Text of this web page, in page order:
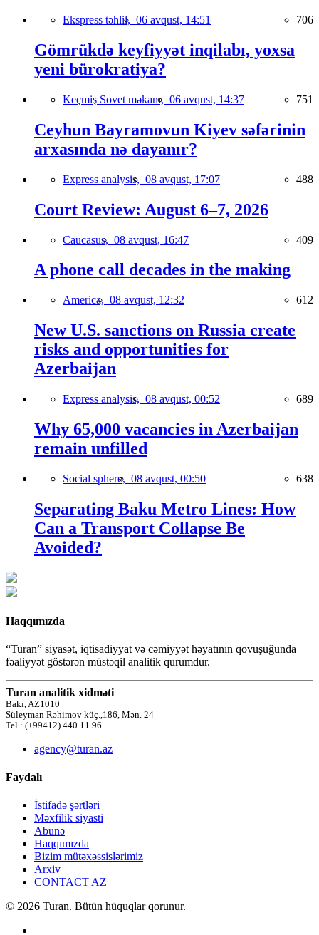
Ekspress təhlil, 06 avqust, 14:51 706
Gömrükdə keyfiyyət inqilabı, yoxsa
yeni bürokratiya?
Keçmiş Sovet məkanı, 06 avqust, 14:37 751
Ceyhun Bayramovun Kiyev səfərinin
arxasında nə dayanır?
Express analysis, 08 avqust, 17:07 488
Court Review: August 6–7, 2026
Caucasus, 08 avqust, 16:47 409
A phone call decades in the making
America, 08 avqust, 12:32 612
New U.S. sanctions on Russia create
risks and opportunities for
Azerbaijan
Express analysis, 08 avqust, 00:52 689
Why 65,000 vacancies in Azerbaijan
remain unfilled
Social sphere, 08 avqust, 00:50 638
Separating Baku Metro Lines: How
Can a Transport Collapse Be
Avoided?
Haqqımızda
“Turan” siyasət, iqtisadiyyat və cəmiyyət həyatının qovuşuğunda
fəaliyyət göstərən müstəqil analitik qurumdur.
Turan analitik xidməti
Bakı, AZ1010
Süleyman Rəhimov küç.,186, Mən. 24
Tel.: (+99412) 440 11 96
agency@turan.az
Faydalı
İstifadə şərtləri
Məxfilik siyasti
Abunə
Haqqımızda
Bizim mütəxəssislərimiz
Arxiv
CONTACT AZ
© 2026 Turan. Bütün hüquqlar qorunur.